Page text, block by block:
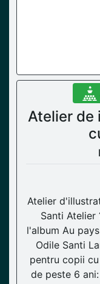
Atelier de
Atelier
Santi
l'album Au
Odile Santi
pentru copii
de peste 6